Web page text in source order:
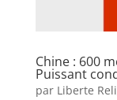
Chine : 600
Puissant
par Liberte